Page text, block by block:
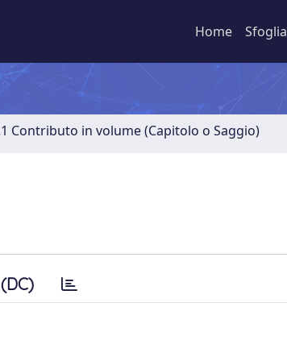
Home Sfoglia
Contributo in volume (Capitolo o Saggio)